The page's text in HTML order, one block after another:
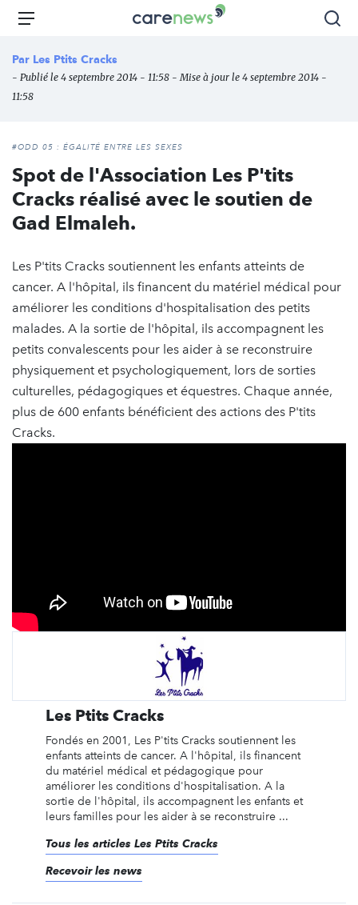
Aller
principal
Carenews,
des
Menu
Par Les Ptits Cracks
- Publié le 4 septembre 2014 - 11:58 - Mise à jour le 4 septembre 2014 -
11:58
#ODD 05 : ÉGALITÉ ENTRE LES SEXES
Spot de l'Association Les P'tits
Cracks réalisé avec le soutien de
Gad Elmaleh.
Les P'tits Cracks soutiennent les enfants atteints de
cancer. A l'hôpital, ils financent du matériel médical pour
améliorer les conditions d'hospitalisation des petits
malades. A la sortie de l'hôpital, ils accompagnent les
petits convalescents pour les aider à se reconstruire
physiquement et psychologiquement, lors de sorties
culturelles, pédagogiques et équestres. Chaque année,
plus de 600 enfants bénéficient des actions des P'tits
Cracks.
Les Ptits Cracks
Fondés en 2001, Les P'tits Cracks soutiennent les
enfants atteints de cancer. A l'hôpital, ils financent
du matériel médical et pédagogique pour
améliorer les conditions d'hospitalisation. A la
sortie de l'hôpital, ils accompagnent les enfants et
leurs familles pour les aider à se reconstruire ...
Tous les articles Les Ptits Cracks
Recevoir les news